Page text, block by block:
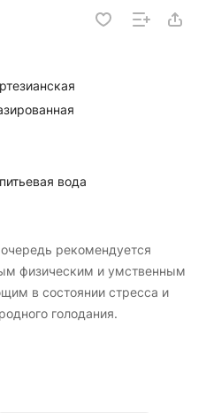
вода
рекомендуется
физическим и умственным
в состоянии стресса и
голодания.